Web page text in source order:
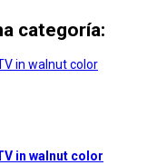
categoría:
in walnut color